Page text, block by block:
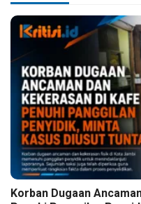
Korban Dugaan